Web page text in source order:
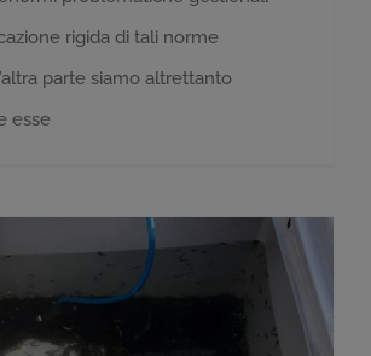
rigida di tali norme
parte siamo altrettanto
esse